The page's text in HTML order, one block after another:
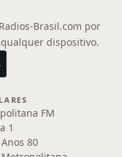
Brasil.com por
dispositivo.
FM
1
80